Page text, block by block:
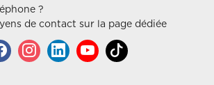
?
de contact sur la page dédiée